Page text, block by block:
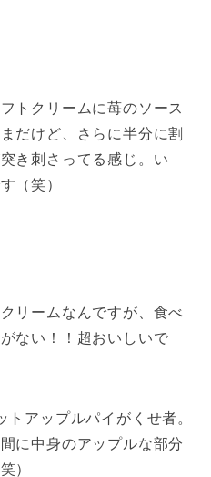
トクリームに苺のソース
だけど、さらに半分に割
き刺さってる感じ。い
（笑）
リームなんですが、食べ
ない！！超おいしいで
アップルパイがくせ者。
に中身のアップルな部分
）